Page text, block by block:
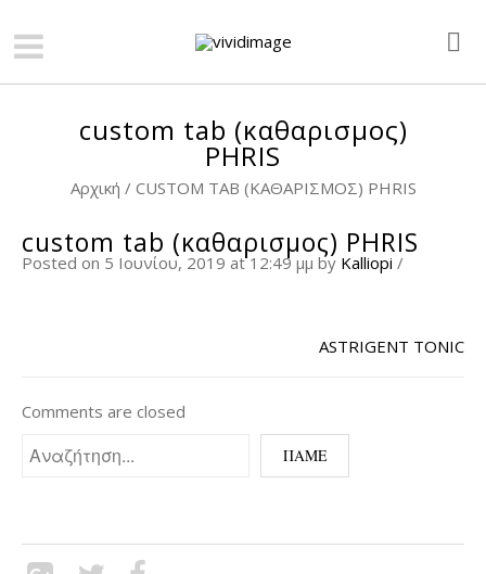
custom tab (καθαρισμος)
PHRIS
Αρχική / CUSTOM TAB (ΚΑΘΑΡΙΣΜΟΣ) PHRIS
custom tab (καθαρισμος) PHRIS
Posted on 5 Ιουνίου, 2019 at 12:49 μμ by Kalliopi /
ASTRIGENT TONIC
Comments are closed